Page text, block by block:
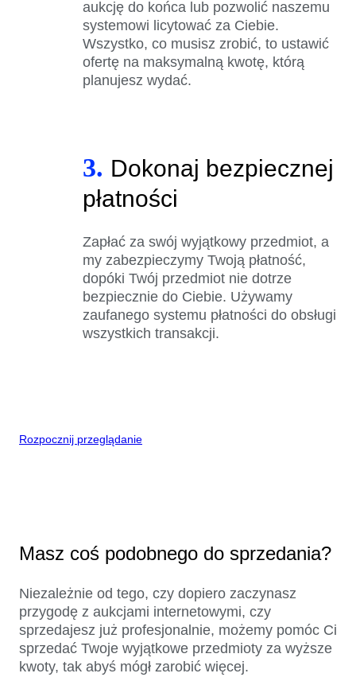
aukcję do końca lub pozwolić naszemu
systemowi licytować za Ciebie.
Wszystko, co musisz zrobić, to ustawić
ofertę na maksymalną kwotę, którą
planujesz wydać.
3. Dokonaj bezpiecznej
płatności
Zapłać za swój wyjątkowy przedmiot, a
my zabezpieczymy Twoją płatność,
dopóki Twój przedmiot nie dotrze
bezpiecznie do Ciebie. Używamy
zaufanego systemu płatności do obsługi
wszystkich transakcji.
Rozpocznij przeglądanie
Masz coś podobnego do sprzedania?
Niezależnie od tego, czy dopiero zaczynasz
przygodę z aukcjami internetowymi, czy
sprzedajesz już profesjonalnie, możemy pomóc Ci
sprzedać Twoje wyjątkowe przedmioty za wyższe
kwoty, tak abyś mógł zarobić więcej.